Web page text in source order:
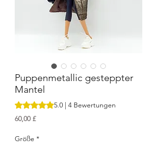
Puppenmetallic gesteppter
Mantel
Das Rating beträgt 5.0 von fünf
5.0 | 4 Bewertungen
60,00 £Preis
Größe *